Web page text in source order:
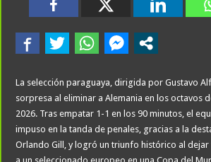
La selección paraguaya, dirigida por Gustavo
sorpresa al eliminar a Alemania en los octavos
2026. Tras empatar 1-1 en los 90 minutos, el
impuso en la tanda de penales, gracias a la
Orlando Gill, y logró un triunfo histórico al